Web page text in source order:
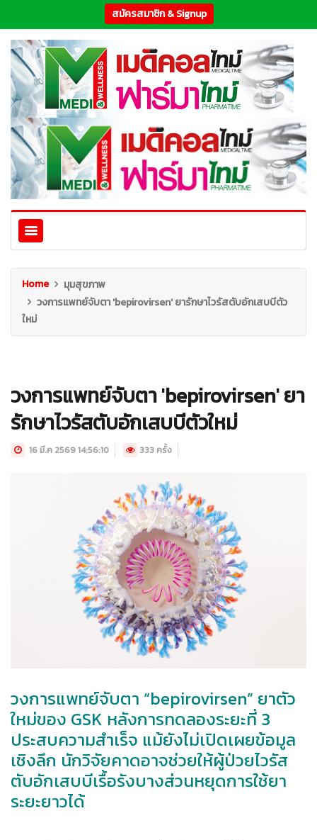
สมัครสมาชิก & Signup
Home
มุมสุขภาพ
วงการแพทย์จับตา 'bepirovirsen' ยารักษาไวรัสตับอักเสบบีตัว
ใหม่
วงการแพทย์จับตา 'bepirovirsen' ยา
รักษาไวรัสตับอักเสบบีตัวใหม่
16 มี.ค 2569 14:56:10 333 ครั้ง
วงการแพทย์จับตา “bepirovirsen” ยาตัว
ใหม่ของ GSK หลังการทดลองระยะที่ 3
ประสบความสำเร็จ แม้ยังไม่เปิดเผยข้อมูล
เชิงลึก นักวิจัยคาดอาจช่วยให้ผู้ป่วยไวรัส
ตับอักเสบบีเรื้อรังบางส่วนหยุดการใช้ยา
ระยะยาวได้